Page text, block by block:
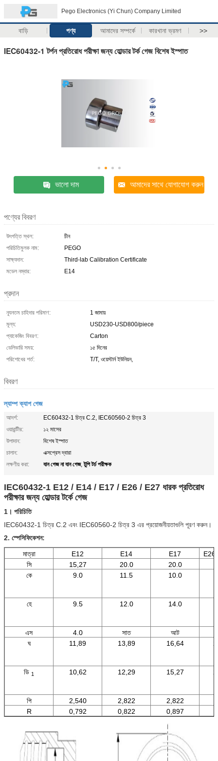
Pego Electronics (Yi Chun) Company Limited
বাড়ি পণ্য আমাদের সম্পর্কে কারখানা ভ্রমণ >>
IEC60432-1 টর্পন প্রতিরোধ পরীক্ষা জন্য হোল্ডার টর্ক গেজ বিশেষ ইস্পাত
ভালো দাম আমাদের সাথে যোগাযোগ করুন
পণ্যের বিবরণ
উৎপত্তি স্থল:
চীন
পরিচিতিমুলক নাম:
PEGO
সাক্ষ্যদান:
Third-lab Calibration Certificate
মডেল নম্বার:
E14
প্রদান
ন্যূনতম চাহিদার পরিমাণ:
1 জামায়
মূল্য:
USD230-USD800/piece
প্যাকেজিং বিবরণ:
Carton
ডেলিভারি সময়:
১৫ দিনের
পরিশোধের শর্ত:
T/T, ওয়েস্টার্ন ইউনিয়ন,
বিবরণ
ল্যাম্প ক্যাপ গেজ
আদর্শ:
EC60432-1 চিত্র C.2, IEC60560-2 চিত্র 3
ওয়ারান্টীর:
১২ মাসের
উপাদান:
বিশেষ ইস্পাত
চালান:
এক্সপ্রেস দ্বারা
লক্ষণীয় করা:
যান গেজ না যান গেজ,টুপি টর্চ পরীক্ষক
IEC60432-1 E12 / E14 / E17 / E26 / E27 ধারক প্রতিরোধ
পরীক্ষার জন্য হোল্ডার টর্কে গেজ
1। পরিচিতি
IEC60432-1 চিত্র C.2 এবং IEC60560-2 চিত্র 3 এর প্রয়োজনীয়তাগুলি পূরণ করুন।
2. স্পেসিফিকেশন:
মাত্রা E12 E14 E17
E26
সি
15,27 20.0 20.0
কে
9.0 11.5 10.0
হে 9.5 12.0 14.0
এস 4.0 সাত আট
ঘ
11,89 13,89 16,64
ডি 1 10,62 12,29 15,27
পি 2,540 2,822 2,822
R
0,792 0,822 0,897